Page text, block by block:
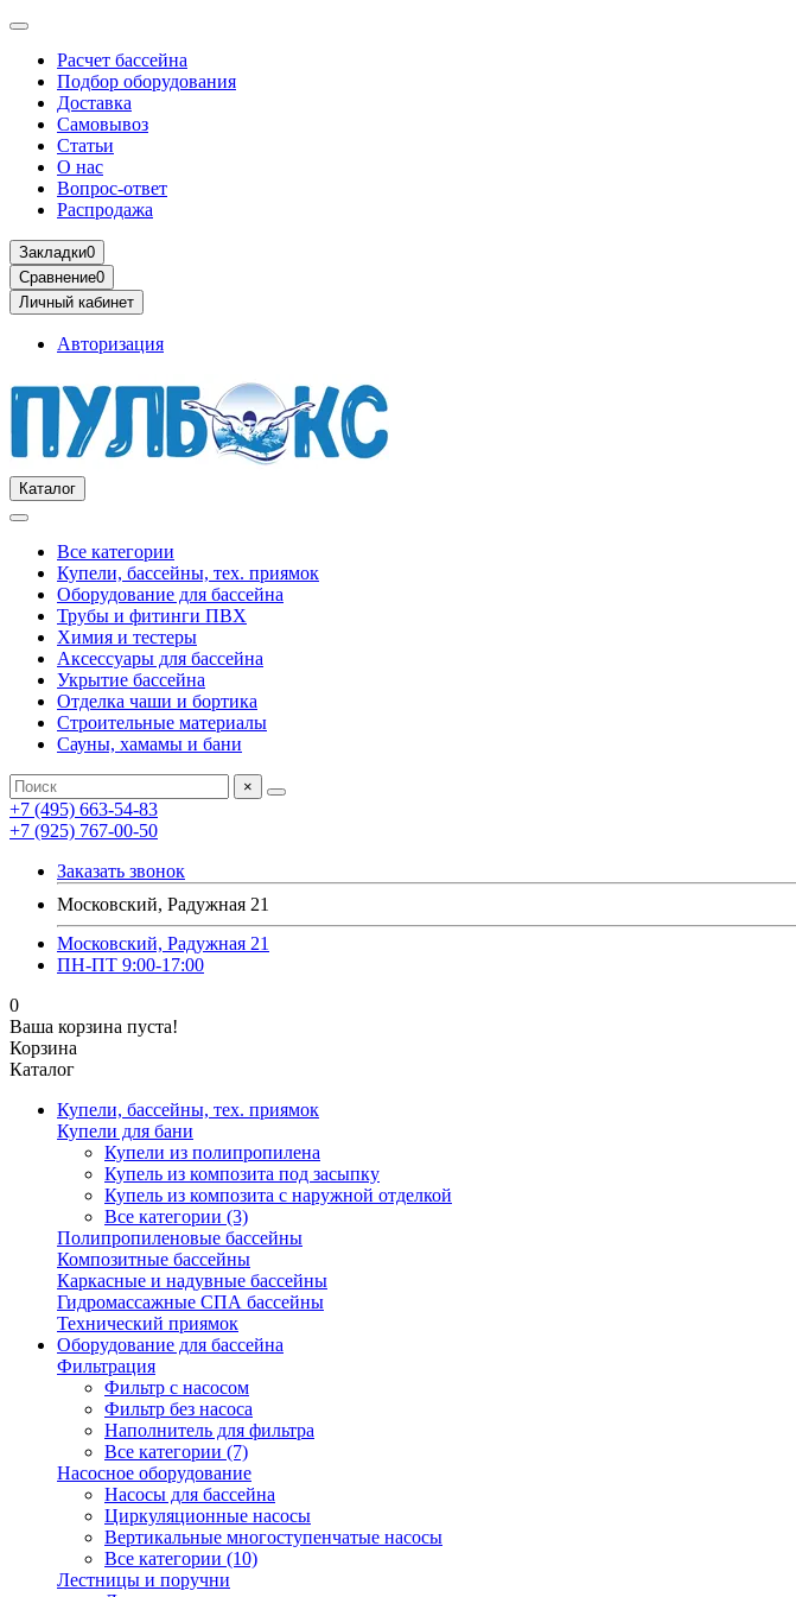
Расчет бассейна
Подбор оборудования
Доставка
Самовывоз
Статьи
О нас
Вопрос-ответ
Распродажа
Закладки0
Сравнение0
Личный кабинет
Авторизация
Каталог
Все категории
Купели, бассейны, тех. приямок
Оборудование для бассейна
Трубы и фитинги ПВХ
Химия и тестеры
Аксессуары для бассейна
Укрытие бассейна
Отделка чаши и бортика
Строительные материалы
Сауны, хамамы и бани
×
+7 (495) 663-54-83
+7 (925) 767-00-50
Заказать звонок
Московский, Радужная 21
Московский, Радужная 21
ПН-ПТ 9:00-17:00
0
Ваша корзина пуста!
Корзина
Каталог
Купели, бассейны, тех. приямок
Купели для бани
Купели из полипропилена
Купель из композита под засыпку
Купель из композита с наружной отделкой
Все категории (3)
Полипропиленовые бассейны
Композитные бассейны
Каркасные и надувные бассейны
Гидромассажные СПА бассейны
Технический приямок
Оборудование для бассейна
Фильтрация
Фильтр с насосом
Фильтр без насоса
Наполнитель для фильтра
Все категории (7)
Насосное оборудование
Насосы для бассейна
Циркуляционные насосы
Вертикальные многоступенчатые насосы
Все категории (10)
Лестницы и поручни